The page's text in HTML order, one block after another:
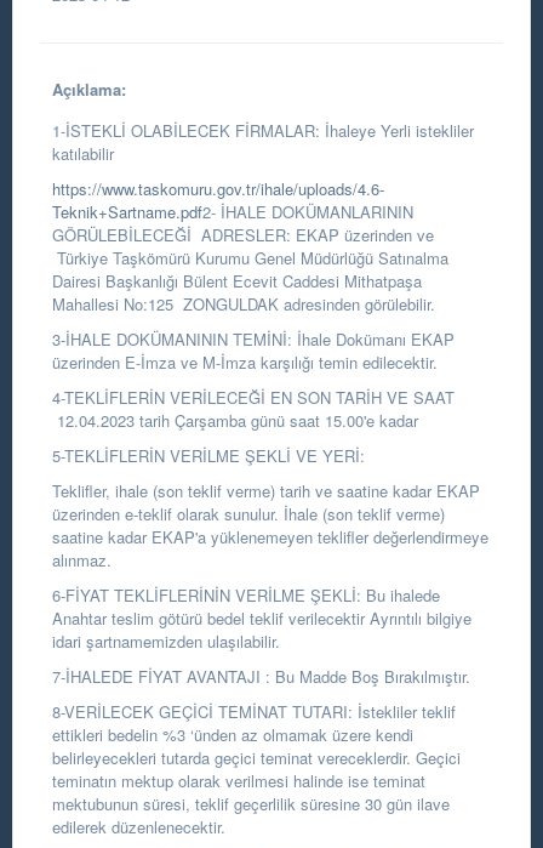
Açıklama:
1-İSTEKLİ OLABİLECEK FİRMALAR: İhaleye Yerli istekliler
katılabilir
https://www.taskomuru.gov.tr/ihale/uploads/4.6-
Teknik+Sartname.pdf2- İHALE DOKÜMANLARININ
GÖRÜLEBİLECEĞİ ADRESLER: EKAP üzerinden ve
Türkiye Taşkömürü Kurumu Genel Müdürlüğü Satınalma
Dairesi Başkanlığı Bülent Ecevit Caddesi Mithatpaşa
Mahallesi No:125 ZONGULDAK adresinden görülebilir.
3-İHALE DOKÜMANININ TEMİNİ: İhale Dokümanı EKAP
üzerinden E-İmza ve M-İmza karşılığı temin edilecektir.
4-TEKLİFLERİN VERİLECEĞİ EN SON TARİH VE SAAT
12.04.2023 tarih Çarşamba günü saat 15.00'e kadar
5-TEKLİFLERİN VERİLME ŞEKLİ VE YERİ:
Teklifler, ihale (son teklif verme) tarih ve saatine kadar EKAP
üzerinden e-teklif olarak sunulur. İhale (son teklif verme)
saatine kadar EKAP'a yüklenemeyen teklifler değerlendirmeye
alınmaz.
6-FİYAT TEKLİFLERİNİN VERİLME ŞEKLİ: Bu ihalede
Anahtar teslim götürü bedel teklif verilecektir Ayrıntılı bilgiye
idari şartnamemizden ulaşılabilir.
7-İHALEDE FİYAT AVANTAJI : Bu Madde Boş Bırakılmıştır.
8-VERİLECEK GEÇİCİ TEMİNAT TUTARI: İstekliler teklif
ettikleri bedelin %3 ‘ünden az olmamak üzere kendi
belirleyecekleri tutarda geçici teminat vereceklerdir. Geçici
teminatın mektup olarak verilmesi halinde ise teminat
mektubunun süresi, teklif geçerlilik süresine 30 gün ilave
edilerek düzenlenecektir.